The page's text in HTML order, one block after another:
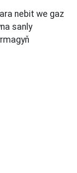
nebit we gaz
sanly